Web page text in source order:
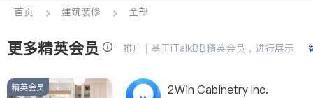
建筑装修
养老 非盈利组织
首页 建筑装修 全部
更多精英会员 推广 | 基于iTalkBB精英会员，进行展示
精英会员 2Win Cabinetry Inc.